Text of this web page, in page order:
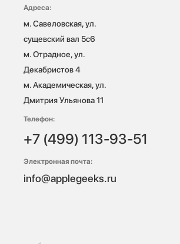
Адреса:
м. Савеловская, ул.
сущевский вал 5с6
м. Отрадное, ул.
Декабристов 4
м. Академическая, ул.
Дмитрия Ульянова 11
Телефон:
+7 (499) 113-93-51
Электронная почта:
info@applegeeks.ru